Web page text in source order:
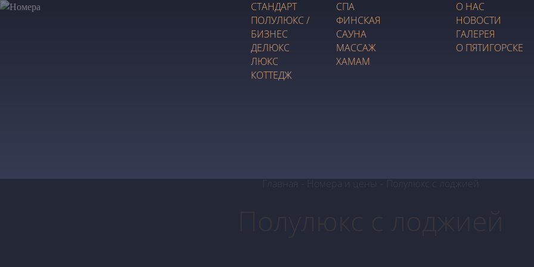
СТАНДАРТ
ПОЛУЛЮКС /
БИЗНЕС
ДЕЛЮКС
ЛЮКС
КОТТЕДЖ
СПА
ФИНСКАЯ
САУНА
МАССАЖ
ХАМАМ
О НАС
НОВОСТИ
ГАЛЕРЕЯ
О ПЯТИГОРСКЕ